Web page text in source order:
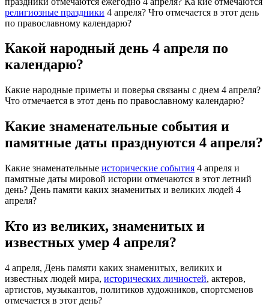
религиозные праздники 4 апреля? Что отмечается в этот день
по православному календарю?
Какой народный день 4 апреля по
календарю?
Какие народные приметы и поверья связаны с днем 4 апреля?
Что отмечается в этот день по православному календарю?
Какие знаменательные события и
памятные даты празднуются 4 апреля?
Какие знаменательные исторические события 4 апреля и
памятные даты мировой истории отмечаются в этот летний
день? День памяти каких знаменитых и великих людей 4
апреля?
Кто из великих, знаменитых и
известных умер 4 апреля?
4 апреля, День памяти каких знаменитых, великих и
известных людей мира, исторических личностей, актеров,
артистов, музыкантов, политиков художников, спортсменов
отмечается в этот день?